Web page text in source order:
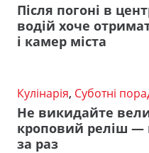
Після погоні в
водій хоче
і камер міста
Кулінарія, Суботні
Не викидайте
кроповий реліш —
за раз